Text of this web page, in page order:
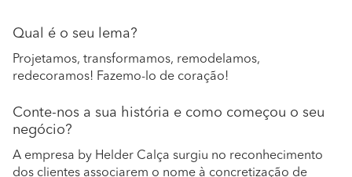
Qual é o seu lema?
Projetamos, transformamos, remodelamos,
redecoramos! Fazemo-lo de coração!
Conte-nos a sua história e como começou o seu
negócio?
A empresa by Helder Calça surgiu no reconhecimento
dos clientes associarem o nome à concretização de